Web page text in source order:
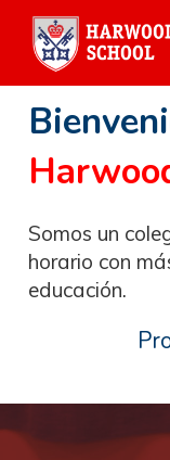
Skip
main
content
Somos un
horario con
educación.